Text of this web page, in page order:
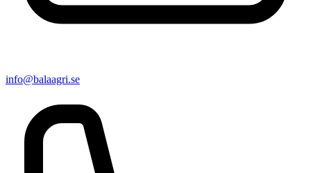
info@balaagri.se